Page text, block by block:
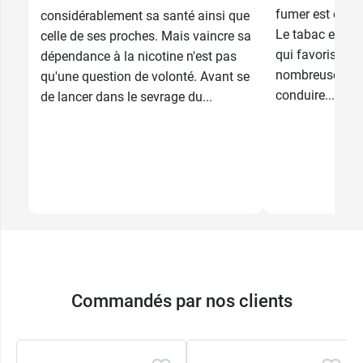
gommes, pour rester aussi longtemps que
possible sans fumer. Il ne faut pas dépasser 30
gommes par jour. Si après 6 semaines de
traitement, cette réduction n'a pas aboutie, il est
recommandé de prendre conseil auprès d'un
professionnel de santé. Il est recommandé de ne
contre la joue après pendant environ 10 minutes
considérablement sa santé ainsi que
celle de ses proches. Mais vaincre sa
dépendance à la nicotine n'est pas
qu'une question de volonté. Avant se
de lancer dans le sevrage du...
fumer est
Le tabac est
qui favorise le
nombreuses
conduire...
Commandés par nos clients